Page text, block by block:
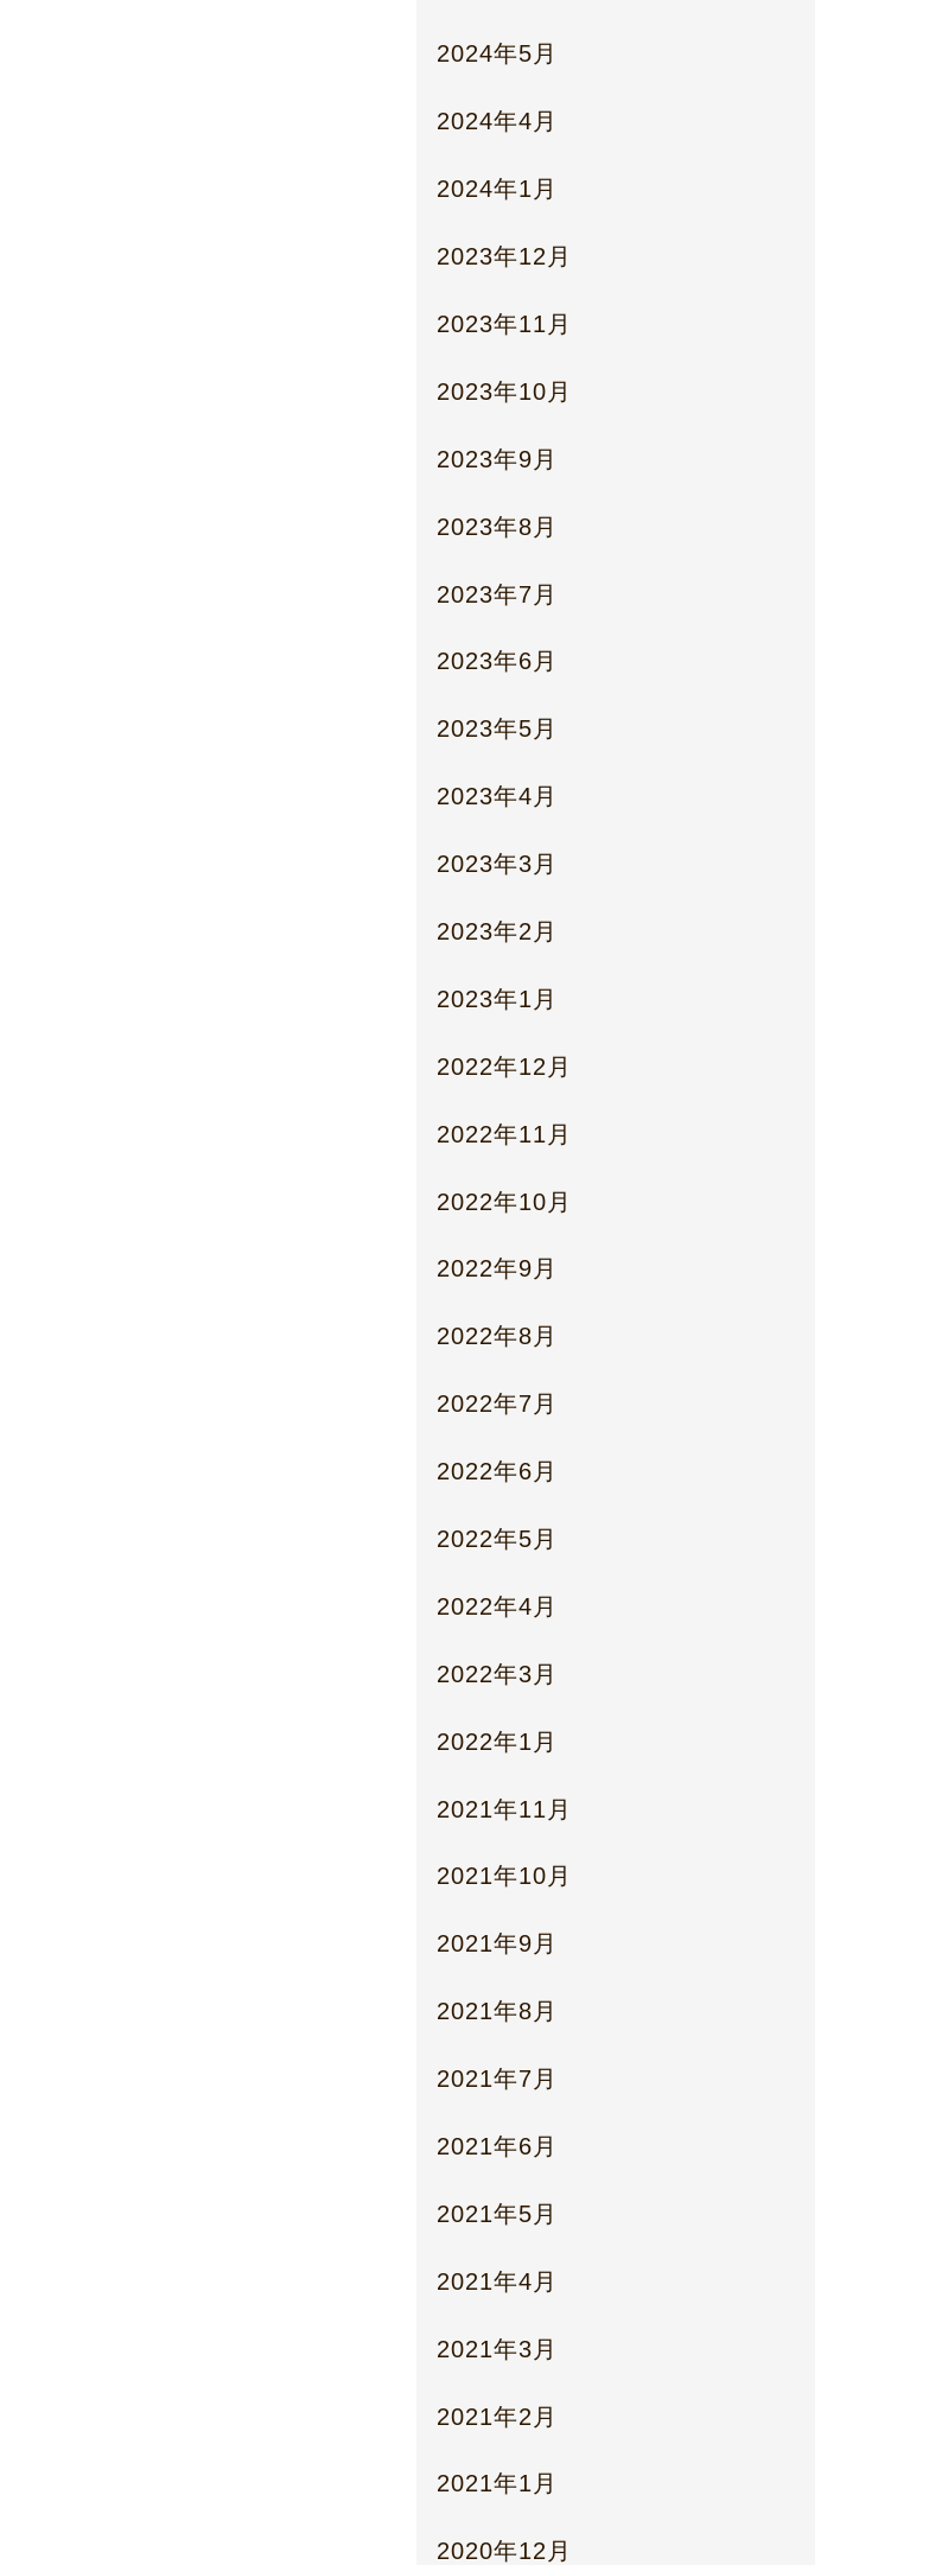
2024年5月
2024年4月
2024年1月
2023年12月
2023年11月
2023年10月
2023年9月
2023年8月
2023年7月
2023年6月
2023年5月
2023年4月
2023年3月
2023年2月
2023年1月
2022年12月
2022年11月
2022年10月
2022年9月
2022年8月
2022年7月
2022年6月
2022年5月
2022年4月
2022年3月
2022年1月
2021年11月
2021年10月
2021年9月
2021年8月
2021年7月
2021年6月
2021年5月
2021年4月
2021年3月
2021年2月
2021年1月
2020年12月